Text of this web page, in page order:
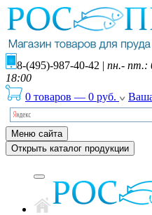
8-(495)-987-40-42 | пн.- пт.:
18:00
0 товаров — 0 руб.
Меню сайта
Открыть каталог продукции